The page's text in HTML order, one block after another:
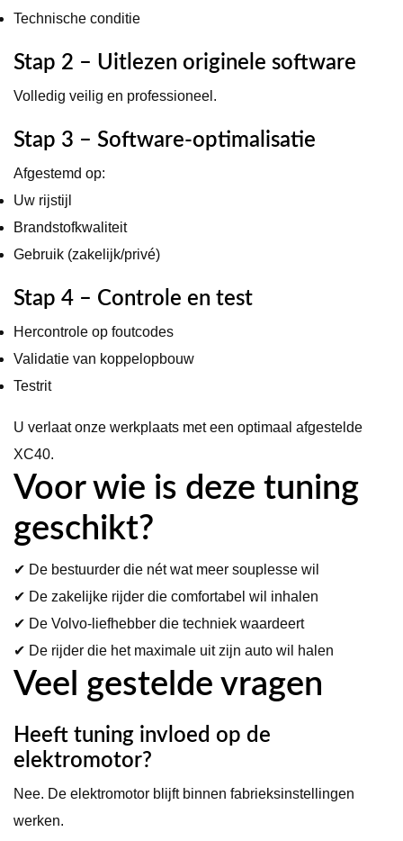
Technische conditie
Stap 2 – Uitlezen originele software
Volledig veilig en professioneel.
Stap 3 – Software-optimalisatie
Afgestemd op:
Uw rijstijl
Brandstofkwaliteit
Gebruik (zakelijk/privé)
Stap 4 – Controle en test
Hercontrole op foutcodes
Validatie van koppelopbouw
Testrit
U verlaat onze werkplaats met een optimaal afgestelde
XC40.
Voor wie is deze tuning
geschikt?
✔ De bestuurder die nét wat meer souplesse wil
✔ De zakelijke rijder die comfortabel wil inhalen
✔ De Volvo-liefhebber die techniek waardeert
✔ De rijder die het maximale uit zijn auto wil halen
Veel gestelde vragen
Heeft tuning invloed op de
elektromotor?
Nee. De elektromotor blijft binnen fabrieksinstellingen
werken.